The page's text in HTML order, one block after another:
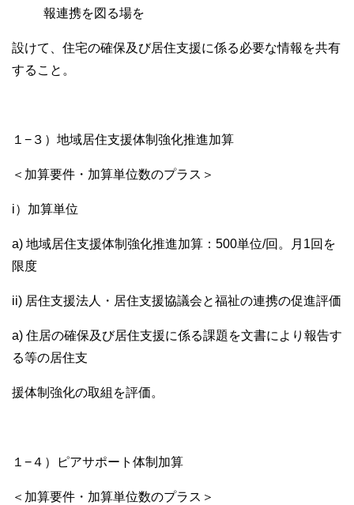
報連携を図る場を
設けて、住宅の確保及び居住支援に係る必要な情報を共有
すること。
１−３）地域居住支援体制強化推進加算
＜加算要件・加算単位数のプラス＞
i）加算単位
a) 地域居住支援体制強化推進加算：500単位/回。月1回を
限度
ii) 居住支援法人・居住支援協議会と福祉の連携の促進評価
a) 住居の確保及び居住支援に係る課題を文書により報告す
る等の居住支
援体制強化の取組を評価。
１−４）ピアサポート体制加算
＜加算要件・加算単位数のプラス＞